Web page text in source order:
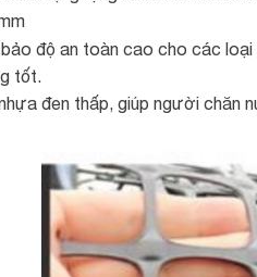
độ an toàn cao cho các
tốt.
đen thấp, giúp người chăn